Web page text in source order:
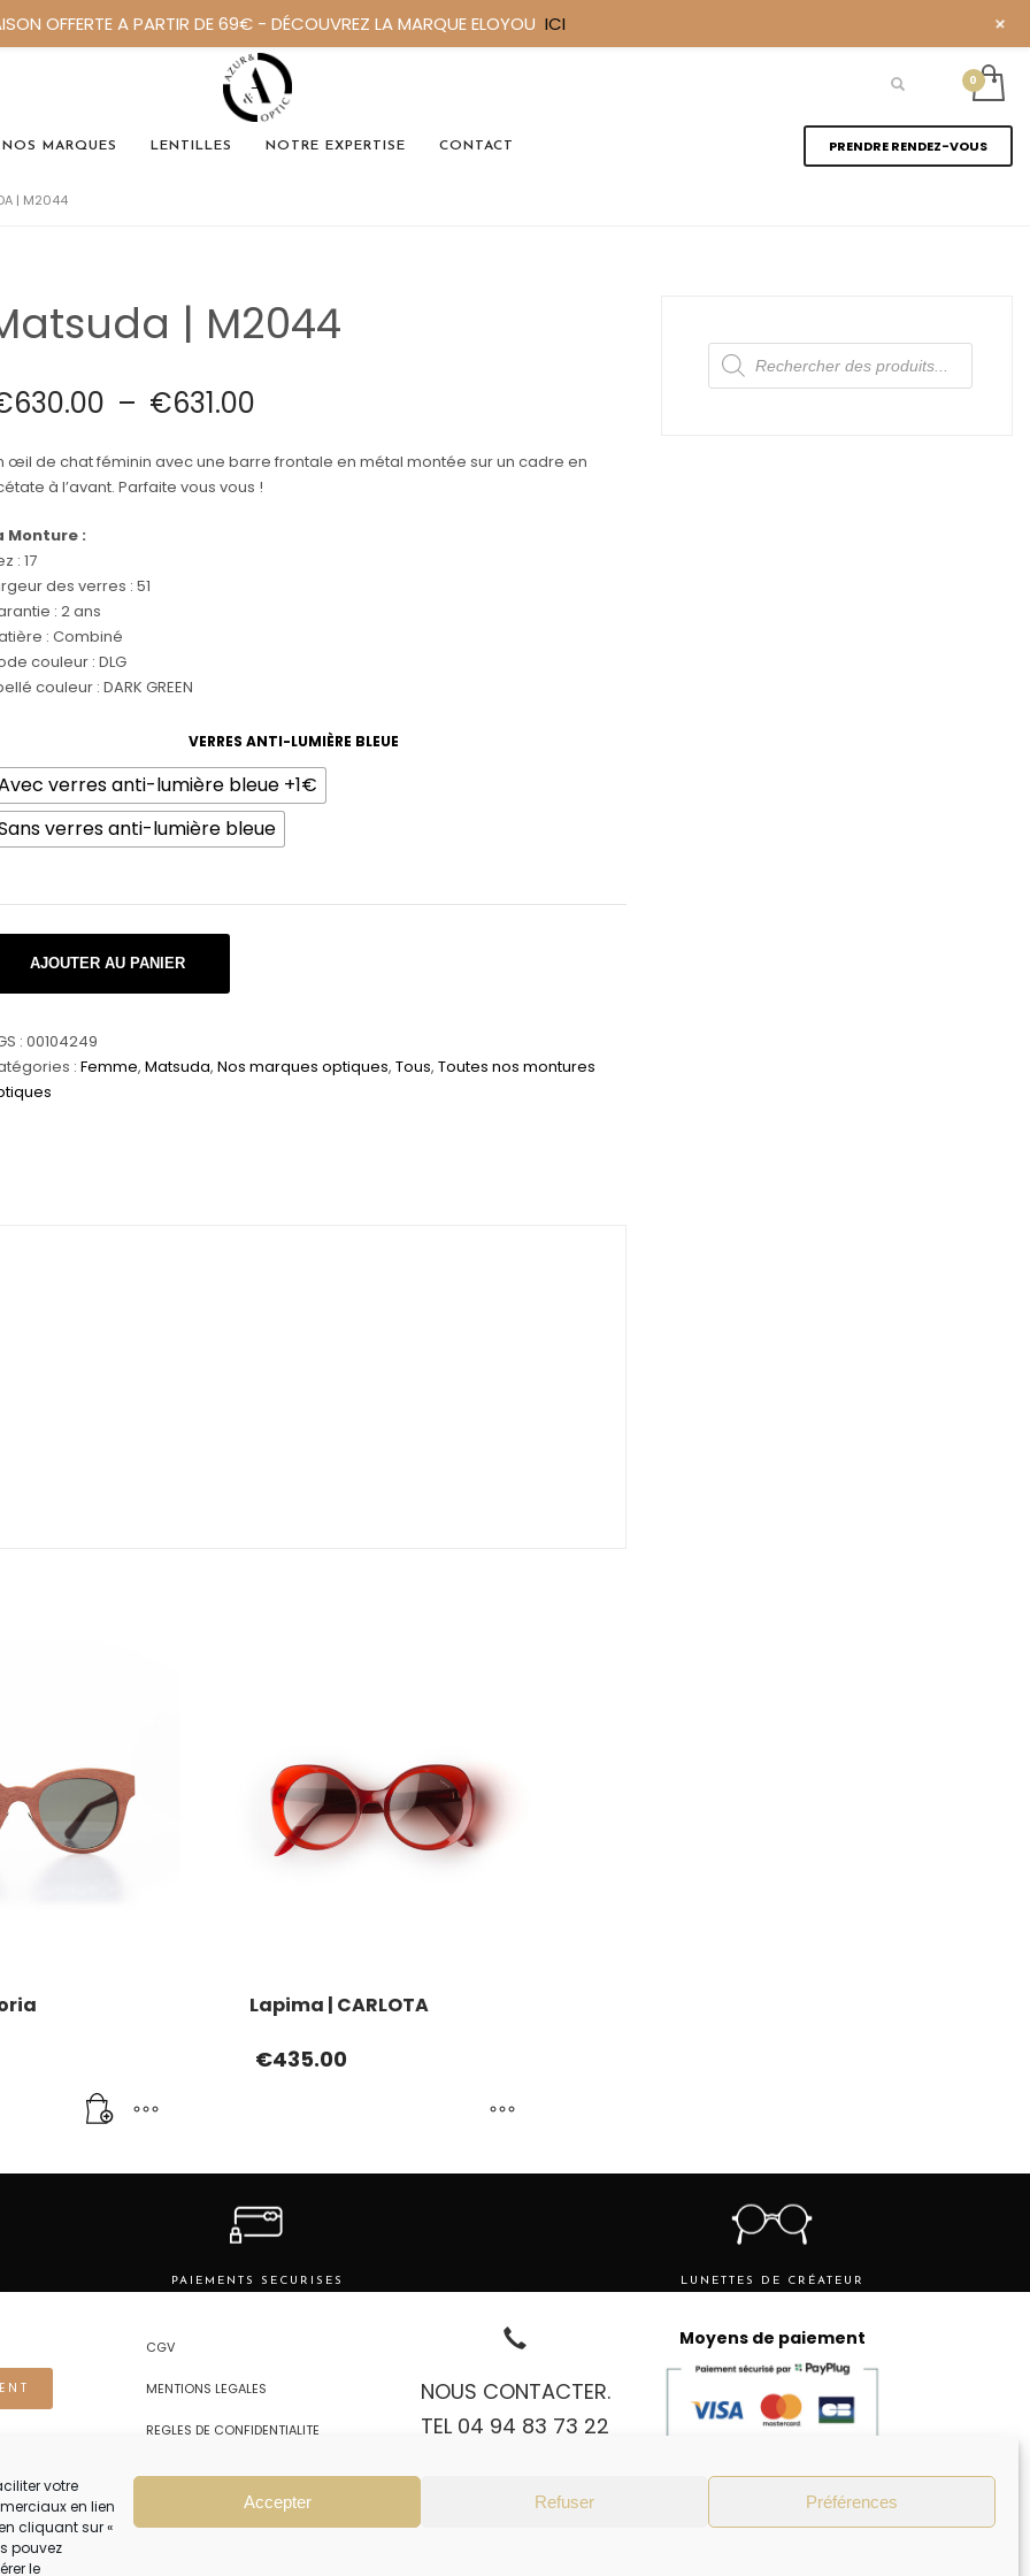
votre
en lien
cliquant sur «
pouvez
le
Accepter Refuser Préférences
NOS MARQUES LENTILLES NOTRE EXPERTISE CONTACT PRENDRE RENDEZ-VOUS
| M2044
| M2044
630.00 – €631.00
œil de chat féminin avec une barre frontale en métal montée sur un cadre en
à l’avant. Parfaite vous vous !
Monture :
: 17
des verres : 51
: 2 ans
: Combiné
couleur : DLG
couleur : DARK GREEN
VERRES ANTI-LUMIÈRE BLEUE
verres anti-lumière bleue +1€
verres anti-lumière bleue
AJOUTER AU PANIER
: 00104249
: Femme, Matsuda, Nos marques optiques, Tous, Toutes nos montures
Lapima | CARLOTA
€435.00
produit
plusieurs
variations.
Les
la
du
produit
Recherche
de
produits
PAIEMENTS SECURISES LUNETTES DE CRÉATEUR
CGV
MENTIONS LEGALES
REGLES DE CONFIDENTIALITE
NOUS CONTACTER.
TEL 04 94 83 73 22
VOUS 04 94 83 73 22
Moyens de paiement
OFFERTE A PARTIR DE 69€ - DÉCOUVREZ LA MARQUE ELOYOU ICI +